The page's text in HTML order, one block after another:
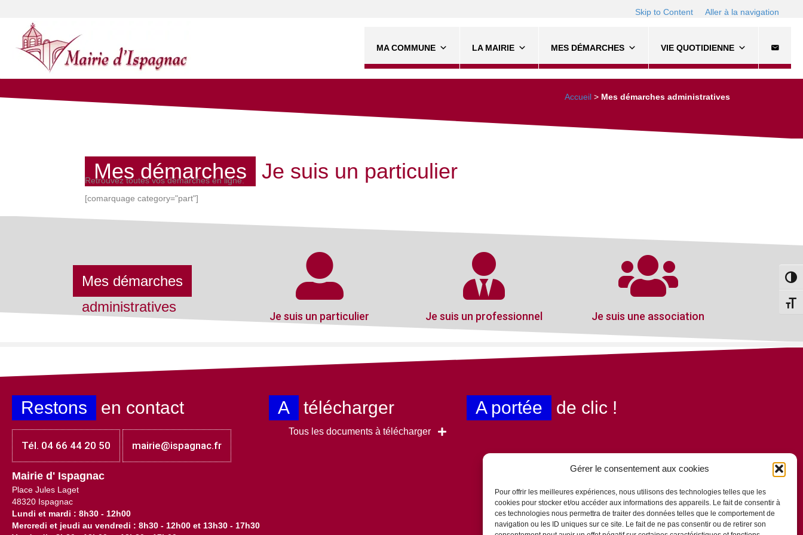
Gérer le consentement aux cookies
Pour offrir les meilleures expériences, nous utilisons des technologies telles que les
cookies pour stocker et/ou accéder aux informations des appareils. Le fait de consentir à
ces technologies nous permettra de traiter des données telles que le comportement de
navigation ou les ID uniques sur ce site. Le fait de ne pas consentir ou de retirer son
Skip to Content Aller à la navigation
MA COMMUNE LA MAIRIE MES DÉMARCHES VIE QUOTIDIENNE
Accueil > Mes démarches administratives
Mes démarches Je suis un particulier
Retrouvez toutes vos démarches en ligne.
[comarquage category="part"]
Mes démarches
administratives
Je suis un particulier Je suis un professionnel Je suis une association
Restons en contact
Tél. 04 66 44 20 50 mairie@ispagnac.fr
Mairie d' Ispagnac
Place Jules Laget
48320 Ispagnac
Lundi et mardi : 8h30 - 12h00
Mercredi et jeudi au vendredi : 8h30 - 12h00 et 13h30 - 17h30
A télécharger
Tous les documents à télécharger
A portée de clic !